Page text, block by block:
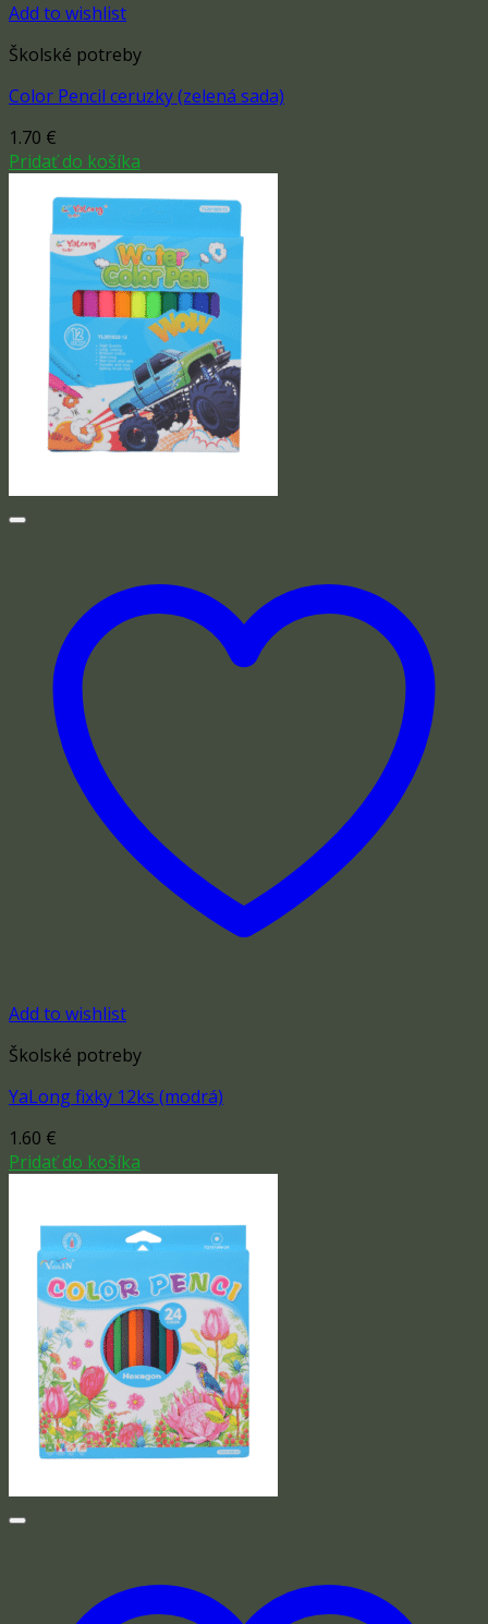
Add to wishlist
Školské potreby
Color Pencil ceruzky (zelená sada)
1.70 €
Pridať do košíka
Add to wishlist
Školské potreby
YaLong fixky 12ks (modrá)
1.60 €
Pridať do košíka